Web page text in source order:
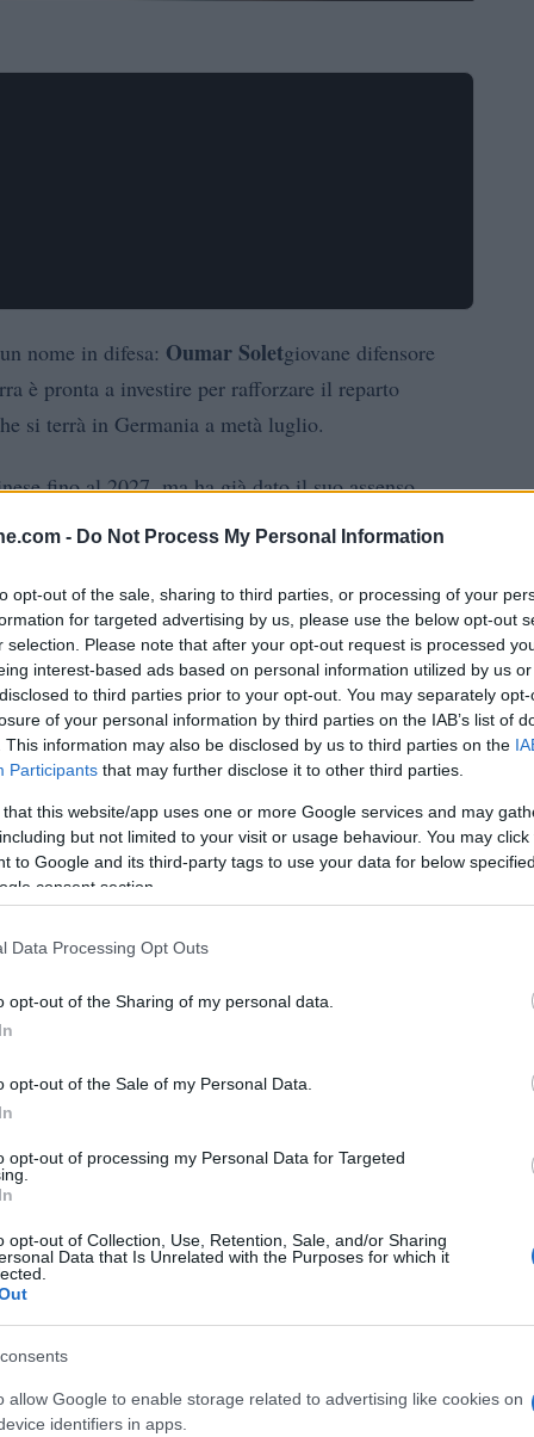
- Do Not Process My Personal Information
opt-out of the sale, sharing to third parties, or processing of your
for targeted advertising by us, please use the below opt-out
selection. Please note that after your opt-out request is processed
interest-based ads based on personal information utilized by us
to third parties prior to your opt-out. You may separately
of your personal information by third parties on the IAB’s list of
This information may also be disclosed by us to third parties on the
Participants that may further disclose it to other third parties.
that this website/app uses one or more Google services and may
but not limited to your visit or usage behaviour. You may
to Google and its third-party tags to use your data for below
consent section.
Data Processing Opt Outs
opt-out of the Sharing of my personal data.
opt-out of the Sale of my Personal Data.
opt-out of processing my Personal Data for Targeted
opt-out of Collection, Use, Retention, Sale, and/or Sharing
Data that Is Unrelated with the Purposes for which it
allow Google to enable storage related to advertising like cookies on
identifiers in apps.
nome in difesa: Oumar Soletgiovane difensore
è pronta a investire per rafforzare il reparto
si terrà in Germania a metà luglio.
fino al 2027, ma ha già dato il suo assenso
stipendio di poco più di due milioni a stagione. Il
l’interesse di club francesi e inglesi.
facilmente il suo giocatore. Il club friulano
e, al momento, non accetta contropartite
prevede un prestito oneroso di 2,5 milioni di euro
2027.
in tutti e tre i ruoli della difesa. Nell’ultima
e segnato 3 gol. Recentemente, è stato
violenza sessuale, un episodio che non sembra
su di lui.